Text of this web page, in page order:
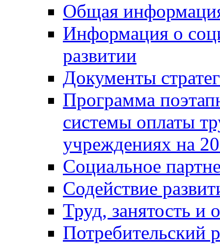
Общая
Информация о
развитии
Документы
Программа
системы оплаты
учреждениях на
Социальное
Содействие
Труд, занятость и
Потребительский